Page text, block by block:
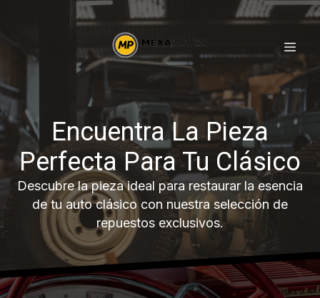
Encuentra La Pieza
Perfecta Para Tu Clásico
Descubre la pieza ideal para restaurar la esencia
de tu auto clásico con nuestra selección de
repuestos exclusivos.